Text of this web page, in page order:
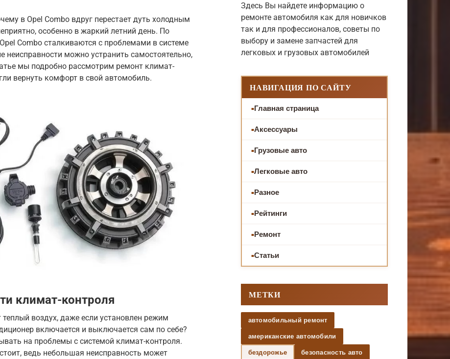
в Opel Combo вдруг перестает дуть холодным
особенно в жаркий летний день. По
Combo сталкиваются с проблемами в системе
неисправности можно устранить самостоятельно,
мы подробно рассмотрим ремонт климат-
вернуть комфорт в свой автомобиль.
климат-контроля
воздух, даже если установлен режим
включается и выключается сам по себе?
на проблемы с системой климат-контроля.
ведь небольшая неисправность может
Здесь Вы найдете информацию о
ремонте автомобиля как для новичков
так и для профессионалов, советы по
выбору и замене запчастей для
легковых и грузовых автомобилей
НАВИГАЦИЯ ПО САЙТУ
Главная страница
Аксессуары
Грузовые авто
Легковые авто
Разное
Рейтинги
Ремонт
Статьи
МЕТКИ
автомобильный ремонт
американские автомобили
бездорожье безопасность авто